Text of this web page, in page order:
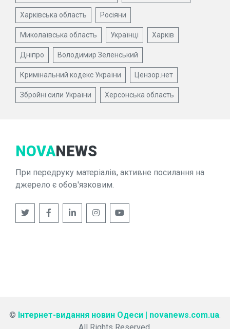
Харківська область Росіяни
Миколаївська область Українці Харків
Дніпро Володимир Зеленський
Кримінальний кодекс України Цензор.нет
Збройні сили України Херсонська область
NOVANEWS
При передруку матеріалів, активне посилання на
джерело є обов'язковим.
© Інтернет-видання новин Одеси | novanews.com.ua.